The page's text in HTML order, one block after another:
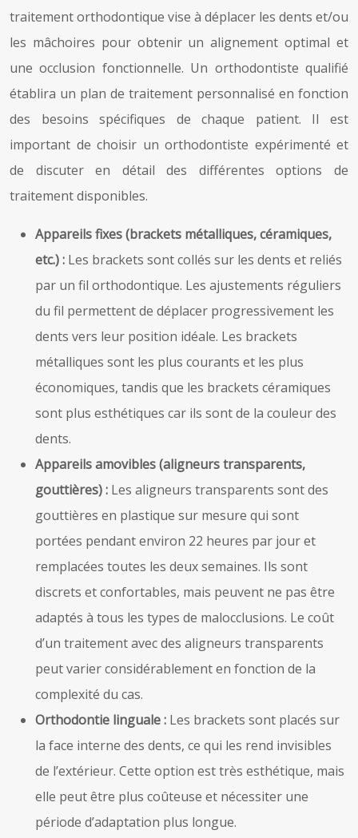
traitement orthodontique vise à déplacer les dents et/ou
les mâchoires pour obtenir un alignement optimal et
une occlusion fonctionnelle. Un orthodontiste qualifié
établira un plan de traitement personnalisé en fonction
des besoins spécifiques de chaque patient. Il est
important de choisir un orthodontiste expérimenté et
de discuter en détail des différentes options de
traitement disponibles.
Appareils fixes (brackets métalliques, céramiques,
etc.) : Les brackets sont collés sur les dents et reliés
par un fil orthodontique. Les ajustements réguliers
du fil permettent de déplacer progressivement les
dents vers leur position idéale. Les brackets
métalliques sont les plus courants et les plus
économiques, tandis que les brackets céramiques
sont plus esthétiques car ils sont de la couleur des
dents.
Appareils amovibles (aligneurs transparents,
gouttières) : Les aligneurs transparents sont des
gouttières en plastique sur mesure qui sont
portées pendant environ 22 heures par jour et
remplacées toutes les deux semaines. Ils sont
discrets et confortables, mais peuvent ne pas être
adaptés à tous les types de malocclusions. Le coût
d’un traitement avec des aligneurs transparents
peut varier considérablement en fonction de la
complexité du cas.
Orthodontie linguale : Les brackets sont placés sur
la face interne des dents, ce qui les rend invisibles
de l’extérieur. Cette option est très esthétique, mais
elle peut être plus coûteuse et nécessiter une
période d’adaptation plus longue.